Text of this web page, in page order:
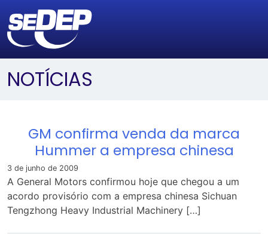
NOTÍCIAS
GM confirma venda da marca
Hummer a empresa chinesa
3 de junho de 2009
A General Motors confirmou hoje que chegou a um
acordo provisório com a empresa chinesa Sichuan
Tengzhong Heavy Industrial Machinery […]